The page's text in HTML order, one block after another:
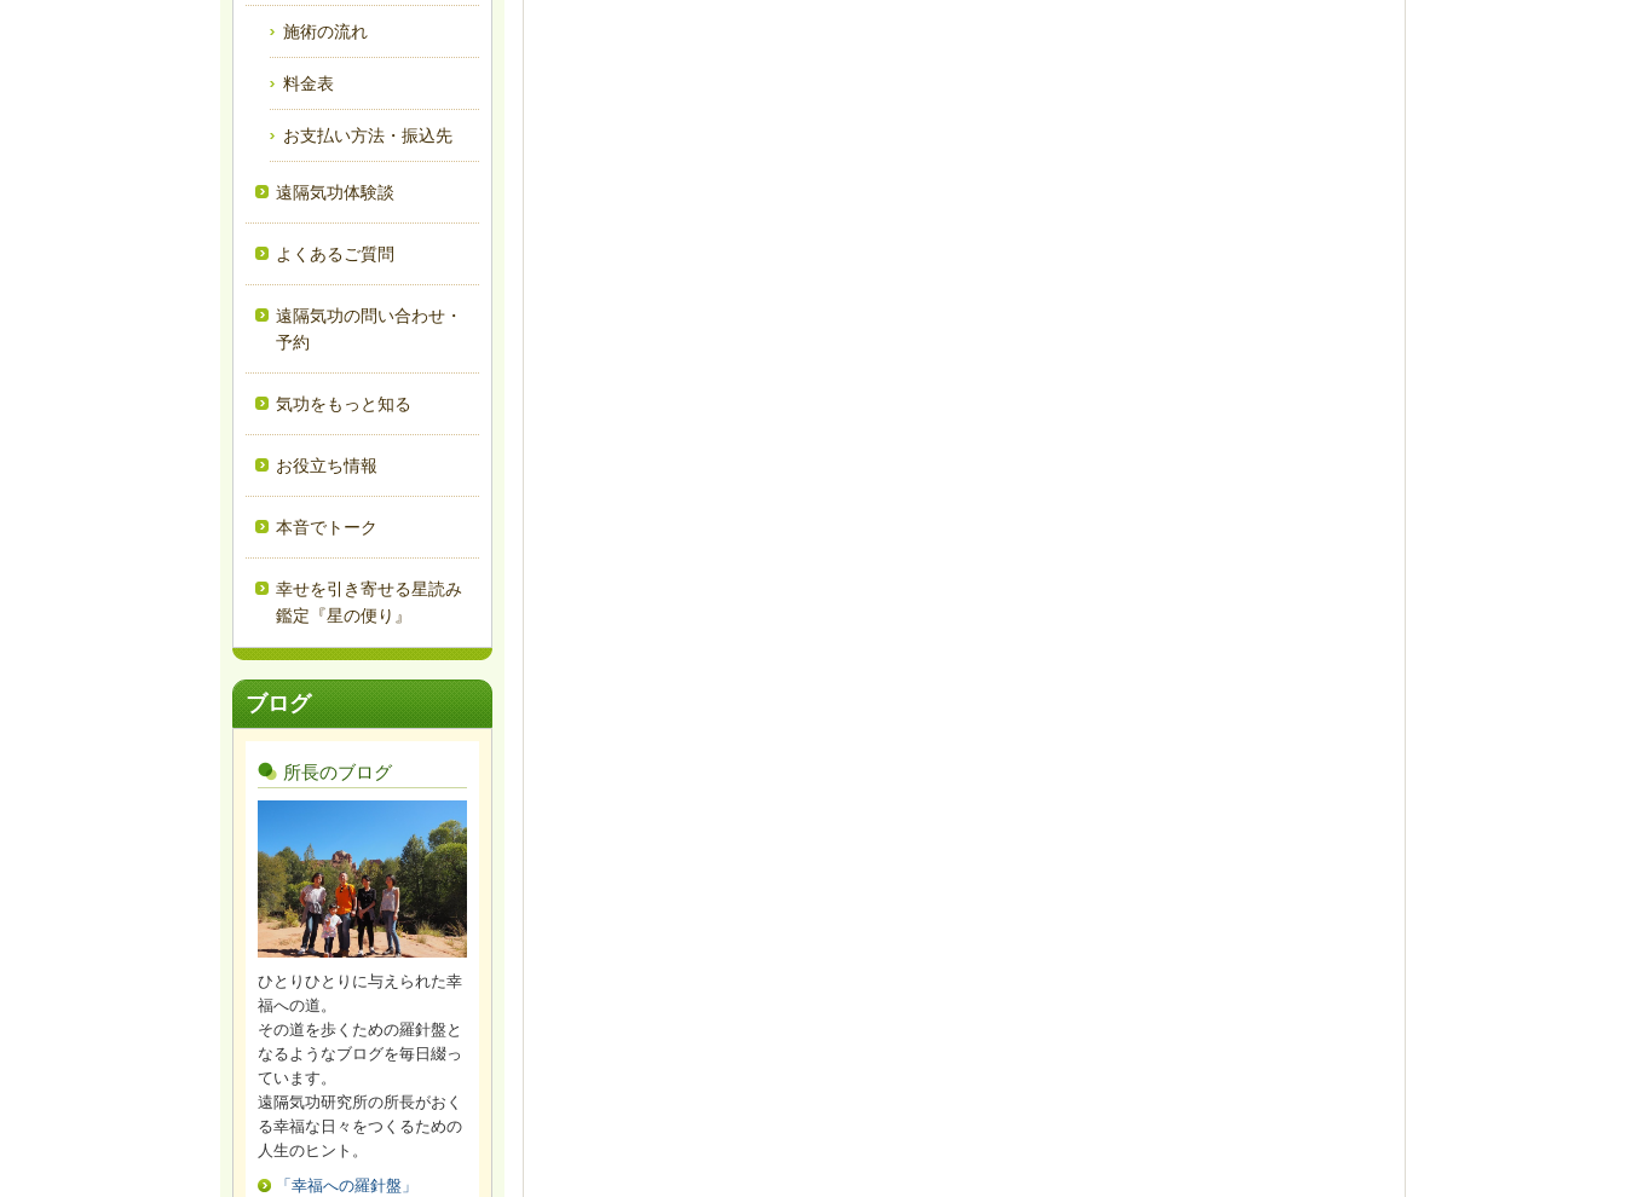
施術の流れ
料金表
お支払い方法・振込先
遠隔気功体験談
よくあるご質問
遠隔気功の問い合わせ・
予約
気功をもっと知る
お役立ち情報
本音でトーク
幸せを引き寄せる星読み
鑑定『星の便り』
ブログ
所長のブログ
ひとりひとりに与えられた幸
福への道。
その道を歩くための羅針盤と
なるようなブログを毎日綴っ
ています。
遠隔気功研究所の所長がおく
る幸福な日々をつくるための
人生のヒント。
「幸福への羅針盤」